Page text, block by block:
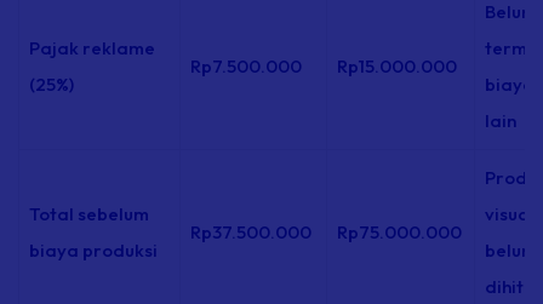
Pajak reklame
(25%)
Rp7.500.000 Rp15.000.000
Belum
biaya
lain
Total sebelum
biaya produksi
Rp37.500.000 Rp75.000.000
visual
belum